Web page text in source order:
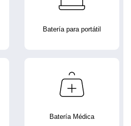
Batería para portátil
Batería Médica